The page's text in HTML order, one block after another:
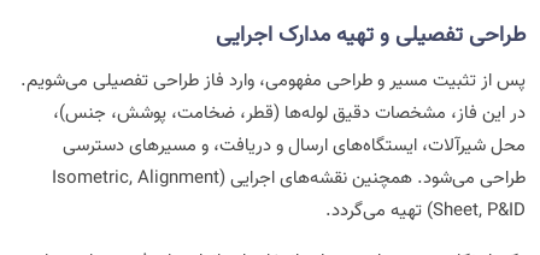
طراحی تفصیلی و تهیه مدارک اجرایی
پس از تثبیت مسیر و طراحی مفهومی، وارد فاز طراحی تفصیلی می‌شویم.
در این فاز، مشخصات دقیق لوله‌ها (قطر، ضخامت، پوشش، جنس)،
محل شیرآلات، ایستگاه‌های ارسال و دریافت، و مسیرهای دسترسی
طراحی می‌شود. همچنین نقشه‌های اجرایی (Isometric, Alignment
Sheet, P&ID) تهیه می‌گردد.